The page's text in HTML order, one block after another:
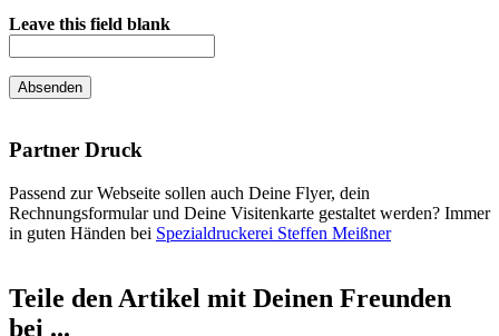
Leave this field blank
Partner Druck
Passend zur Webseite sollen auch Deine Flyer, dein
Rechnungsformular und Deine Visitenkarte gestaltet werden? Immer
in guten Händen bei Spezialdruckerei Steffen Meißner
Teile den Artikel mit Deinen Freunden
bei ...